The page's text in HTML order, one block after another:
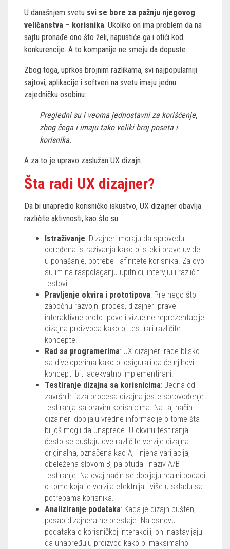
U današnjem svetu svi se bore za pažnju njegovog
veličanstva – korisnika. Ukoliko on ima problem da na
sajtu pronađe ono što želi, napustiće ga i otići kod
konkurencije. A to kompanije ne smeju da dopuste.
Zbog toga, uprkos brojnim razlikama, svi najpopularniji
sajtovi, aplikacije i softveri na svetu imaju jednu
zajedničku osobinu:
Pregledni su i veoma jednostavni za korišćenje,
zbog čega i imaju tako veliki broj poseta i
korisnika.
A za to je upravo zaslužan UX dizajn.
Šta radi UX dizajner?
Da bi unapredio korisničko iskustvo, UX dizajner obavlja
različite aktivnosti, kao što su:
Istraživanje: Dizajneri moraju da sprovedu
određena istraživanja kako bi stekli prave uvide
u ponašanje, potrebe i afinitete korisnika. Za ovo
su im na raspolaganju upitnici, intervjui i različiti
testovi.
Pravljenje okvira i prototipova: Pre nego što
započnu razvojni proces, dizajneri prave
interaktivne prototipove i vizuelne reprezentacije
dizajna proizvoda kako bi testirali različite
koncepte.
Rad sa programerima: UX dizajneri rade blisko
sa diveloperima kako bi osigurali da će njihovi
koncepti biti adekvatno implementirani.
Testiranje dizajna sa korisnicima: Jedna od
završnih faza procesa dizajna jeste sprovođenje
testiranja sa pravim korisnicima. Na taj način
dizajneri dobijaju vredne informacije o tome šta
bi još mogli da unaprede. U okviru testiranja
često se puštaju dve različite verzije dizajna:
originalna, označena kao A, i njena varijacija,
obeležena slovom B, pa otuda i naziv A/B
testiranje. Na ovaj način se dobijaju realni podaci
o tome koja je verzija efektnija i više u skladu sa
potrebama korisnika.
Analiziranje podataka: Kada je dizajn pušten,
posao dizajnera ne prestaje. Na osnovu
podataka o korisničkoj interakciji, oni nastavljaju
da unapređuju proizvod kako bi maksimalno